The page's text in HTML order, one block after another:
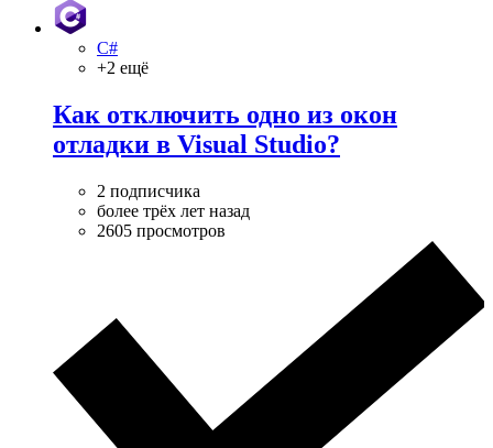
C#
+2 ещё
Как отключить одно из окон
отладки в Visual Studio?
2 подписчика
более трёх лет назад
2605 просмотров